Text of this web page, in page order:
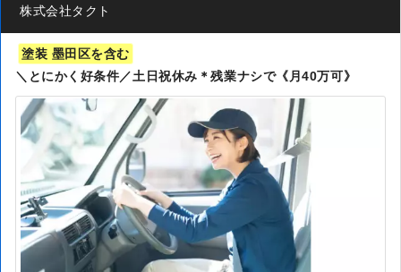
株式会社タクト
塗装 墨田区を含む
＼とにかく好条件／土日祝休み＊残業ナシで《月40万可》